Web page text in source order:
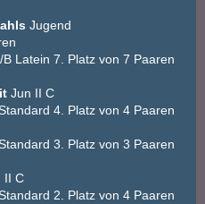
Jugend
Latein 7. Platz von 7 Paaren
Jun II C
4. Platz von 4 Paaren
3. Platz von 3 Paaren
II C
2. Platz von 4 Paaren